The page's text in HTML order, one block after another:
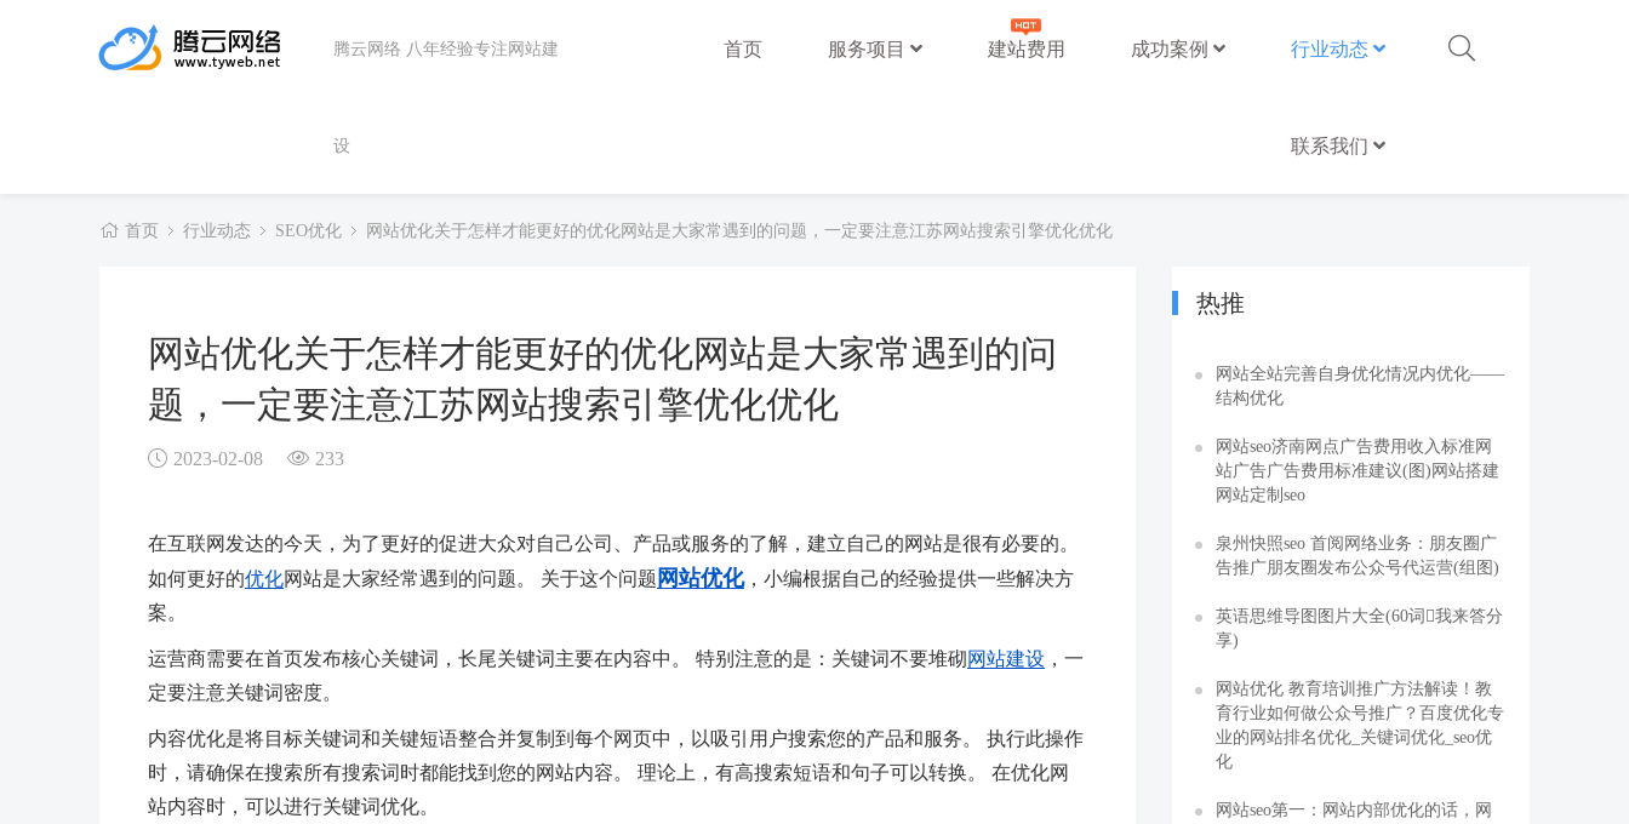
腾云网络 八年经验专注网站建
设
首页 服务项目 建站费用 成功案例 行业动态
联系我们
首页 行业动态 SEO优化 网站优化关于怎样才能更好的优化网站是大家常遇到的问题，一定要注意江苏网站搜索引擎优化优化
网站优化关于怎样才能更好的优化网站是大家常遇到的问
题，一定要注意江苏网站搜索引擎优化优化
2023-02-08 233
在互联网发达的今天，为了更好的促进大众对自己公司、产品或服务的了解，建立自己的网站是很有必要的。
如何更好的优化网站是大家经常遇到的问题。 关于这个问题 网站优化，小编根据自己的经验提供一些解决方
案。
运营商需要在首页发布核心关键词，长尾关键词主要在内容中。 特别注意的是：关键词不要堆砌网站建设 ，一
定要注意关键词密度。
内容优化是将目标关键词和关键短语整合并复制到每个网页中，以吸引用户搜索您的产品和服务。 执行此操作
时，请确保在搜索所有搜索词时都能找到您的网站内容。 理论上，有高搜索短语和句子可以转换。 在优化网
站内容时，可以进行关键词优化。
热推
网站全站完善自身优化情况内优化——
结构优化
网站seo济南网点广告费用收入标准网
站广告广告费用标准建议(图)网站搭建
网站定制seo
泉州快照seo 首阅网络业务：朋友圈广
告推广朋友圈发布公众号代运营(组图)
英语思维导图图片大全(60词我来答分
享)
网站优化 教育培训推广方法解读！教
育行业如何做公众号推广？百度优化专
业的网站排名优化_关键词优化_seo优
化
网站seo第一：网站内部优化的话，网